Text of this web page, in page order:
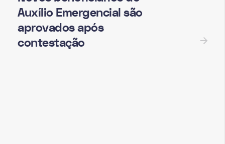
Auxílio Emergencial são
aprovados após
contestação